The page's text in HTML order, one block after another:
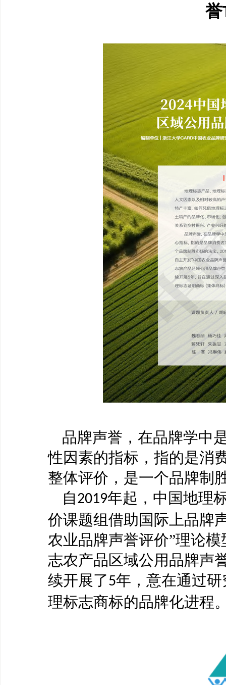
誉
品牌声誉，在品牌学中
性因素的指标，指的是消
整体评价，是一个品牌制
自2019年起，中国地理
价课题组借助国际上品牌
农业品牌声誉评价”理论
志农产品区域公用品牌声
续开展了5年，意在通过
理标志商标的品牌化进程